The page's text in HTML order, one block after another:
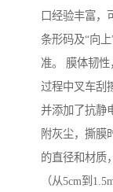
口经验丰富，
条形码及“向
准。 膜体韧
过程中叉车刮
并添加了抗静
附灰尘，撕膜
的直径和材质
（从5cm到